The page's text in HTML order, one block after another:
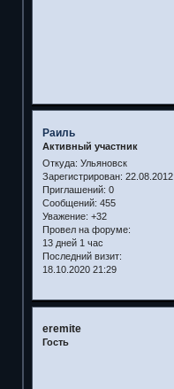
Раиль
Активный участник
Откуда: Ульяновск
Зарегистрирован: 22.08.2012
Приглашений: 0
Сообщений: 455
Уважение: +32
Провел на форуме:
13 дней 1 час
Последний визит:
18.10.2020 21:29
eremite
Гость